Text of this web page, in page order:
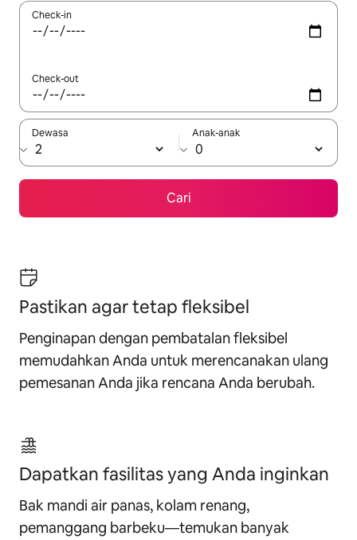
Check-in
Check-out
Dewasa Anak-anak
Cari
Pastikan agar tetap fleksibel
Penginapan dengan pembatalan fleksibel
memudahkan Anda untuk merencanakan ulang
pemesanan Anda jika rencana Anda berubah.
Dapatkan fasilitas yang Anda inginkan
Bak mandi air panas, kolam renang,
pemanggang barbeku—temukan banyak